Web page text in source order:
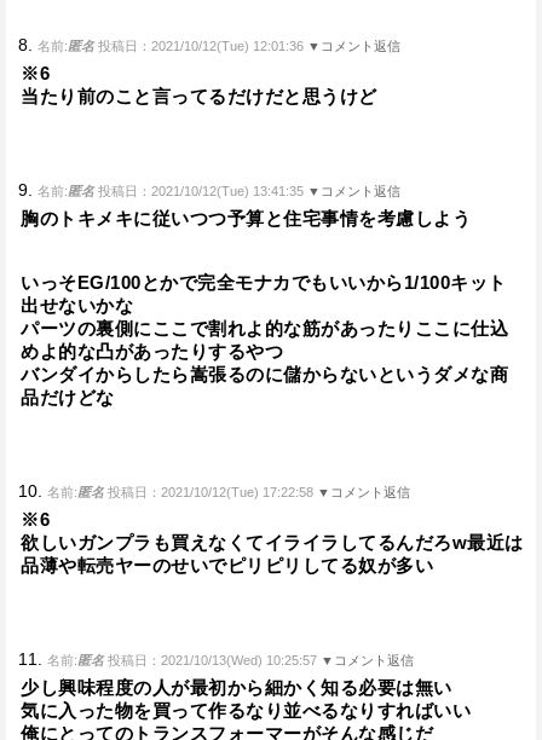
8. 名前:匿名 投稿日：2021/10/12(Tue) 12:01:36 ▼コメント返信
※6
当たり前のこと言ってるだけだと思うけど
9. 名前:匿名 投稿日：2021/10/12(Tue) 13:41:35 ▼コメント返信
胸のトキメキに従いつつ予算と住宅事情を考慮しよう
いっそEG/100とかで完全モナカでもいいから1/100キット
出せないかな
パーツの裏側にここで割れよ的な筋があったりここに仕込
めよ的な凸があったりするやつ
バンダイからしたら嵩張るのに儲からないというダメな商
品だけどな
10. 名前:匿名 投稿日：2021/10/12(Tue) 17:22:58 ▼コメント返信
※6
欲しいガンプラも買えなくてイライラしてるんだろw最近は
品薄や転売ヤーのせいでピリピリしてる奴が多い
11. 名前:匿名 投稿日：2021/10/13(Wed) 10:25:57 ▼コメント返信
少し興味程度の人が最初から細かく知る必要は無い
気に入った物を買って作るなり並べるなりすればいい
俺にとってのトランスフォーマーがそんな感じだ